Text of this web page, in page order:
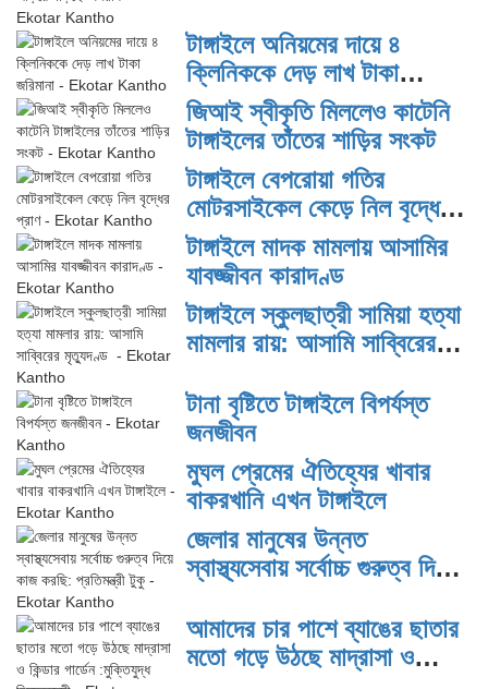
টাঙ্গাইলে অনিয়মের দায়ে ৪
ক্লিনিককে দেড় লাখ টাকা
জরিমানা
জিআই স্বীকৃতি মিললেও কাটেনি
টাঙ্গাইলের তাঁতের শাড়ির সংকট
টাঙ্গাইলে বেপরোয়া গতির
মোটরসাইকেল কেড়ে নিল বৃদ্ধের
প্রাণ
টাঙ্গাইলে মাদক মামলায় আসামির
যাবজ্জীবন কারাদণ্ড
টাঙ্গাইলে স্কুলছাত্রী সামিয়া হত্যা
মামলার রায়: আসামি সাব্বিরের
টানা বৃষ্টিতে টাঙ্গাইলে বিপর্যস্ত
জনজীবন
মুঘল প্রেমের ঐতিহ্যের খাবার
বাকরখানি এখন টাঙ্গাইলে
জেলার মানুষের উন্নত
স্বাস্থ্যসেবায় সর্বোচ্চ গুরুত্ব দিয়ে
আমাদের চার পাশে ব্যাঙের ছাতার
মতো গড়ে উঠছে মাদ্রাসা ও